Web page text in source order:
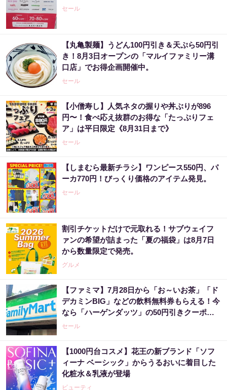
セール
【丸亀製麺】うどん100円引き＆天ぷら50円引
き！8月3日オープンの「マルイファミリー溝
口店」でお得企画開催中。
セール
【小僧寿し】人気ネタの握りや丼ぶりが896
円〜！食べ応え抜群のお得な「たっぷりフェ
ア」は平日限定《8月31日まで》
セール
【しまむら最新チラシ】ワンピース550円、パ
ーカ770円！びっくり価格のアイテム発見。
セール
割引チケットだけで元取れる！サブウェイフ
ァンの希望が詰まった「夏の福袋」は8月7日
から数量限定で発売。
グルメ
【ファミマ】7月28日から「お～いお茶」「ド
デカミンBIG」などの飲料無料券もらえる！今
なら「ハーゲンダッツ」の50円引きクーポン
も。
セール
【1000円台コスメ】花王の新ブランド「ソフ
ィーナ ベーシック」からうるおいに着目した
化粧水＆乳液が登場
ビューティ